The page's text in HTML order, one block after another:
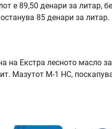
е 89,50 денари за литар,
85 денари за литар.
на Екстра лесното масло
Мазутот М-1 НС,